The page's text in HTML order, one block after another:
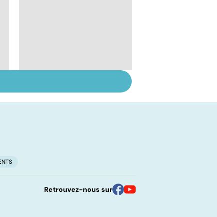
du sommeil, une
Retrouvez-nous sur